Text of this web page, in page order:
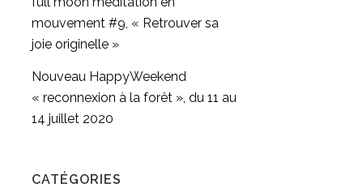
mouvement #9, « Retrouver sa
joie originelle »
Nouveau HappyWeekend
« reconnexion à la forêt », du 11 au
14 juillet 2020
CATÉGORIES